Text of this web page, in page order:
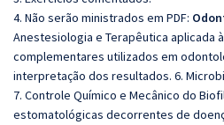
4. Não serão ministrados em PDF:
Anestesiologia e Terapêutica aplicada
complementares utilizados em
interpretação dos resultados. 6.
7. Controle Químico e Mecânico do
estomatológicas decorrentes de